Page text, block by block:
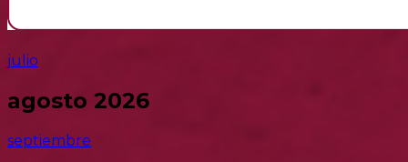
julio
agosto 2026
septiembre